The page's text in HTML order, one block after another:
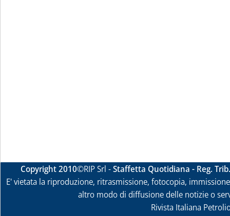
Copyright 2010©RIP Srl -Staffetta Quotidiana - Reg.
E' vietata la riproduzione, ritrasmissione, fotocopia,
altro modo di diffusione delle notizie o
Rivista Italiana